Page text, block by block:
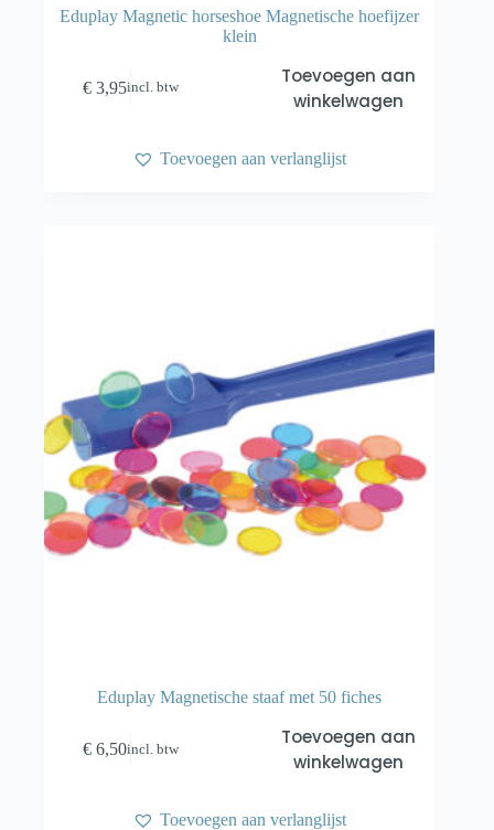
Eduplay Magnetic horseshoe Magnetische hoefijzer
klein
€ 3,95incl. btw
Toevoegen aan
winkelwagen
Toevoegen aan verlanglijst
Eduplay Magnetische staaf met 50 fiches
€ 6,50incl. btw
Toevoegen aan
winkelwagen
Toevoegen aan verlanglijst